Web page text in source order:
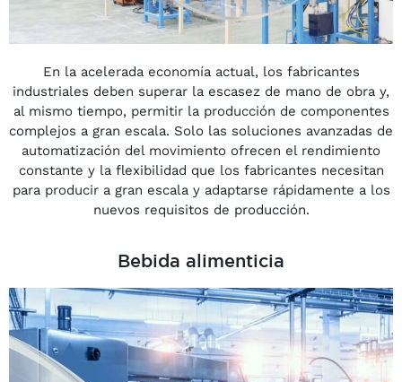
En la acelerada economía actual, los fabricantes
industriales deben superar la escasez de mano de obra y,
al mismo tiempo, permitir la producción de componentes
complejos a gran escala. Solo las soluciones avanzadas de
automatización del movimiento ofrecen el rendimiento
constante y la flexibilidad que los fabricantes necesitan
para producir a gran escala y adaptarse rápidamente a los
nuevos requisitos de producción.
Bebida alimenticia